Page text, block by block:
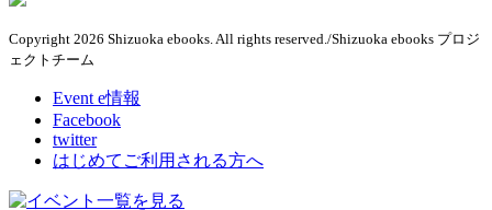
Copyright 2026 Shizuoka ebooks. All rights reserved./Shizuoka ebooks プロジ
ェクトチーム
Event e情報
Facebook
twitter
はじめてご利用される方へ